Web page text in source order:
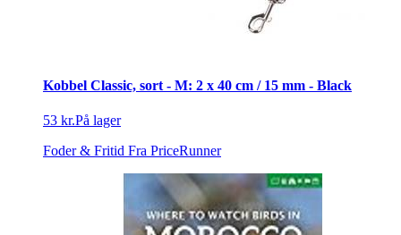
Kobbel Classic, sort - M: 2 x 40 cm / 15 mm - Black
53 kr.På lager
Foder & Fritid Fra PriceRunner